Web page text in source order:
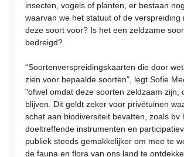
insecten, vogels of planten, er bestaan
waarvan we het statuut of de verspreiding
deze soort voor? Is het een zeldzame
bedreigd?
“Soortenverspreidingskaarten die door
zien voor bepaalde soorten", legt Sofie
"ofwel omdat deze soorten zeldzaam
blijven. Dit geldt zeker voor privétuinen
schat aan biodiversiteit bevatten, zoals
doeltreffende instrumenten en
publiek steeds gemakkelijker om mee te
de fauna en flora van ons land te